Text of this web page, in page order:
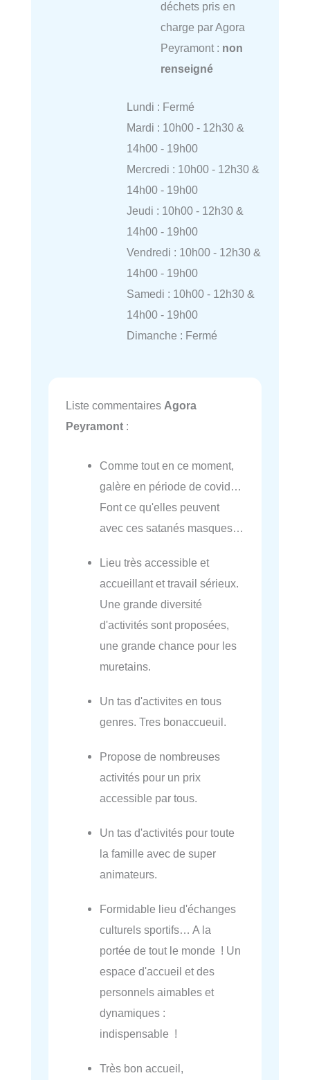
déchets pris en
charge par Agora
Peyramont : non
renseigné
Lundi : Fermé
Mardi : 10h00 - 12h30 &
14h00 - 19h00
Mercredi : 10h00 - 12h30 &
14h00 - 19h00
Jeudi : 10h00 - 12h30 &
14h00 - 19h00
Vendredi : 10h00 - 12h30 &
14h00 - 19h00
Samedi : 10h00 - 12h30 &
14h00 - 19h00
Dimanche : Fermé
Liste commentaires Agora
Peyramont :
Comme tout en ce moment,
galère en période de covid…
Font ce qu'elles peuvent
avec ces satanés masques…
Lieu très accessible et
accueillant et travail sérieux.
Une grande diversité
d'activités sont proposées,
une grande chance pour les
muretains.
Un tas d'activites en tous
genres. Tres bonaccueuil.
Propose de nombreuses
activités pour un prix
accessible par tous.
Un tas d'activités pour toute
la famille avec de super
animateurs.
Formidable lieu d'échanges
culturels sportifs… A la
portée de tout le monde ! Un
espace d'accueil et des
personnels aimables et
dynamiques :
indispensable !
Très bon accueil,